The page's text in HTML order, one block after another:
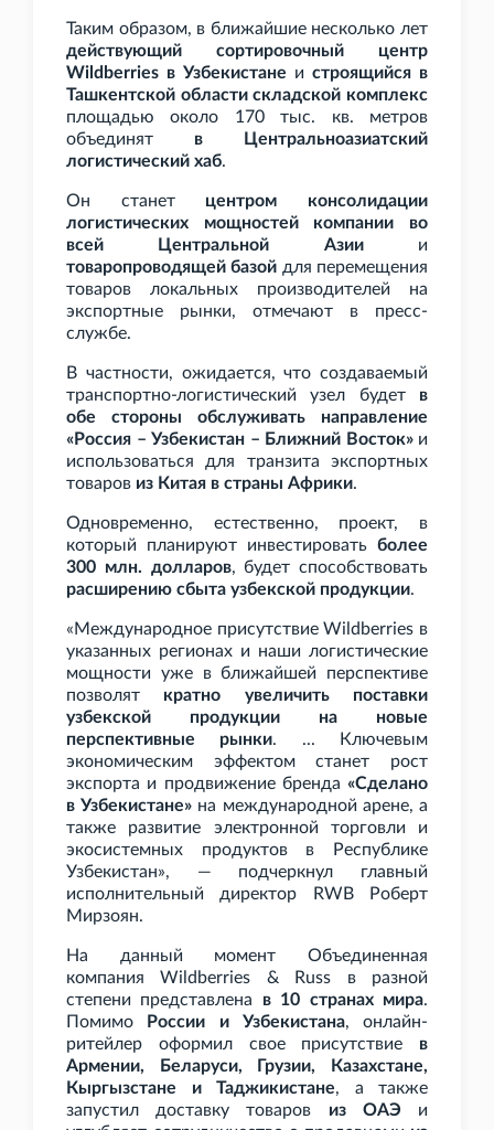
Таким образом, в ближайшие несколько лет
действующий сортировочный центр
Wildberries в Узбекистане и строящийся в
Ташкентской области складской комплекс
площадью около 170
тыс. кв.
метров
объединят в Центральноазиатский
логистический хаб.
Он станет центром консолидации
логистических мощностей компании во
всей Центральной Азиии
товаропроводящей базой для перемещения
товаров локальных производителей на
экспортные рынки, отмечают в пресс-
службе.
В частности, ожидается, что создаваемый
транспортно-логистический узел будет в
обе стороны обслуживать направление
«Россия – Узбекистан – Ближний Восток»и
использоваться для транзита экспортных
товаров из Китая в страны Африки.
Одновременно, естественно, проект, в
который планируют инвестировать более
300 млн. долларов, будет способствовать
расширению сбыта узбекской продукции.
«Международное присутствие Wildberries в
указанных регионах и наши логистические
мощности уже в ближайшей перспективе
позволят кратно увеличить поставки
узбекской продукции на новые
перспективные рынки. ... Ключевым
экономическим эффектом станет рост
экспорта и продвижение бренда «Сделано
в Узбекистане» на международной арене, а
также развитие электронной торговли и
экосистемных продуктов в Республике
Узбекистан», — подчеркнул главный
исполнительный директор RWB Роберт
Мирзоян.
На данный момент Объединенная
компания Wildberries & Russ в разной
степени представлена в 10 странах мира.
Помимо
России и Узбекистана, онлайн-
ритейлер оформил свое присутствие в
Армении, Беларуси, Грузии, Казахстане,
Кыргызстане и Таджикистане, а также
запустил доставку товаров из ОАЭ и